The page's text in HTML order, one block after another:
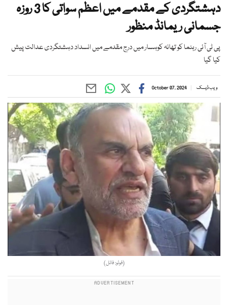
دہشتگردی کے مقدمے میں اعظم سواتی کا 3 روزہ
جسمانی ریمانڈ منظور
پی ٹی آئی رہنما کو تھانہ کوہسار میں درج مقدمے میں انسداد دہشتگردی عدالت پیش
کیا گیا
ویب ڈیسک October 07, 2024
(فوٹو: فائل)